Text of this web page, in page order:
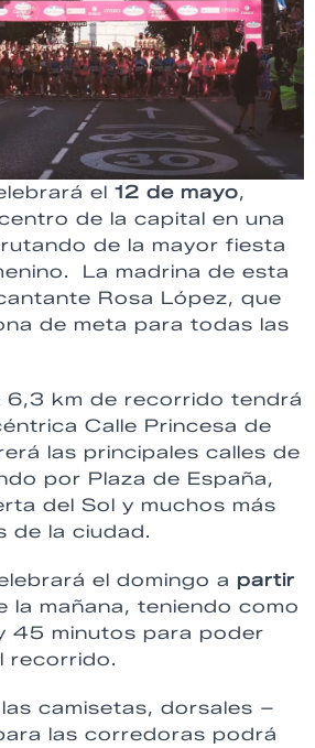
el 12 de mayo,
de la capital en una
de la mayor fiesta
La madrina de esta
Rosa López, que
de meta para todas las
6,3 km de recorrido tendrá
Calle Princesa de
las principales calles de
por Plaza de España,
del Sol y muchos más
de la ciudad.
el domingo a partir
la mañana, teniendo como
45 minutos para poder
recorrido.
camisetas, dorsales –
las corredoras podrá